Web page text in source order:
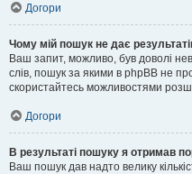
Догори
Чому мій пошук не дає
Ваш запит, можливо, був доволі
слів, пошук за якими в phpBB не
скористайтесь можливостями
Догори
В результаті пошуку я отримав
Ваш пошук дав надто велику